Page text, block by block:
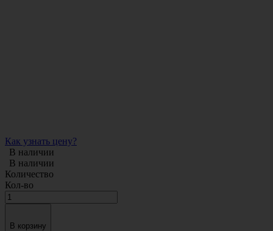
Как узнать цену?
В наличии
В наличии
Количество
Кол-во
В корзину